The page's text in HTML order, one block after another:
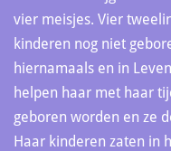
vier meisjes. Vier
kinderen nog niet
hiernamaals en in
helpen haar met haar
geboren worden en ze
Haar kinderen zaten in